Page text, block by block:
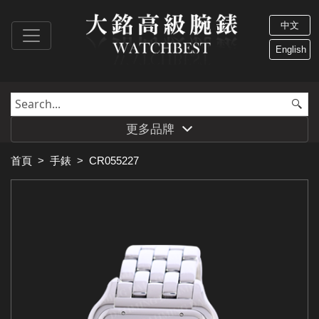
中文
English
更多品牌
首頁 > 手錶 > CR055227